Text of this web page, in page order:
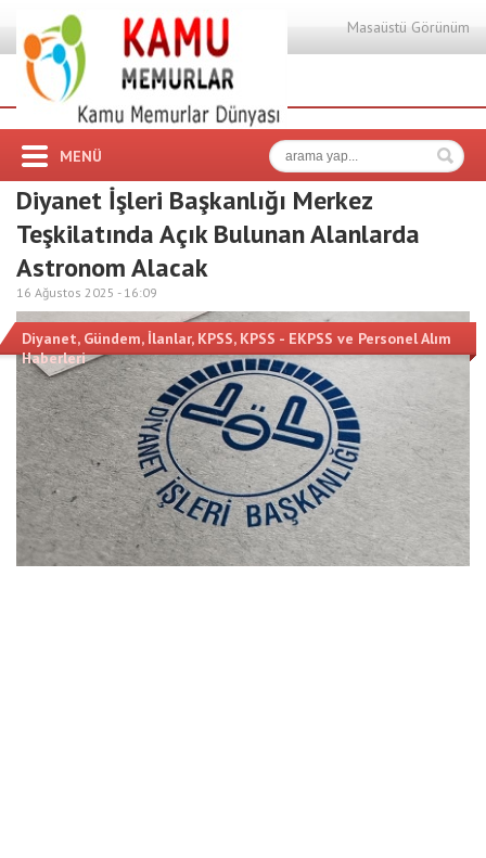
Masaüstü Görünüm
MENÜ
Diyanet İşleri Başkanlığı Merkez
Teşkilatında Açık Bulunan Alanlarda
Astronom Alacak
16 Ağustos 2025 - 16:09
Diyanet, Gündem, İlanlar, KPSS, KPSS - EKPSS ve Personel Alım
Haberleri